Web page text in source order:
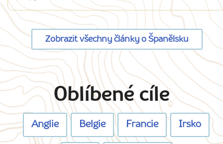
Zobrazit všechny články o Španělsku
Oblíbené cíle
Anglie Belgie Francie Irsko